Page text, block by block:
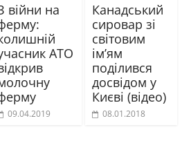
війни на
АТО
09.04.2019
Канадський
сировар зі
світовим
ім’ям
поділився
досвідом у
Києві (відео)
08.01.2018